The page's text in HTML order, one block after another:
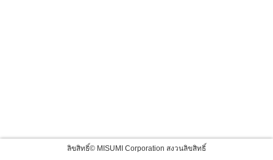
ลิขสิทธิ์© MISUMI Corporation สงวนลิขสิทธิ์